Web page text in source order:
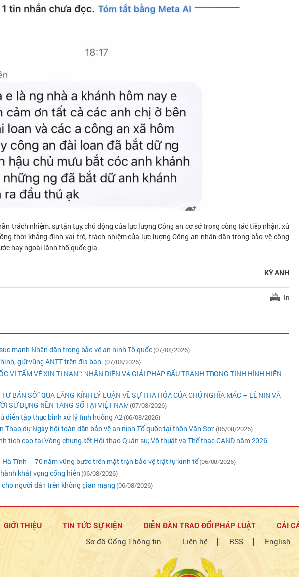
trách nhiệm, sự tận tụy, chủ động của lực lượng Công an cơ sở trong công tác tiếp nhận, xử
thời khẳng định vai trò, trách nhiệm của lực lượng Công an nhân dân trong bảo vệ công
hay ngoài lãnh thổ quốc gia.
KỲ ANH
In
mạnh Nhân dân trong bảo vệ an ninh Tổ quốc(07/08/2026)
giữ vũng ANTT trên địa bàn. (07/08/2026)
VÌ TẤM VÉ XIN TỊ NẠN”: NHẬN DIỆN VÀ GIẢI PHÁP ĐẤU TRANH TRONG TÌNH HÌNH HIỆN
BẢN SỐ” QUA LĂNG KÍNH LÝ LUẬN VỀ SỰ THA HÓA CỦA CHỦ NGHĨA MÁC – LÊ NIN VÀ
SỬ DỤNG NỀN TẢNG SỐ TẠI VIỆT NAM (07/08/2026)
diễn tập thực binh xử lý tình huống A2(06/08/2026)
Thao dự Ngày hội toàn dân bảo vệ an ninh Tổ quốc tại thôn Văn Sơn (06/08/2026)
tích cao tại Vòng chung kết Hội thao Quân sự, Võ thuật và Thể thao CAND năm 2026
Hà Tĩnh – 70 năm vững bước trên mặt trận bảo vệ trật tự kinh tế(06/08/2026)
khát vọng cống hiến (06/08/2026)
người dân trên không gian mạng (06/08/2026)
GIỚI THIỆU TIN TỨC SỰ KIỆN DIỄN ĐÀN TRAO ĐỔI PHÁP LUẬT CẢI
Sơ đồ Cổng Thông tin
Liên hệ RSS English